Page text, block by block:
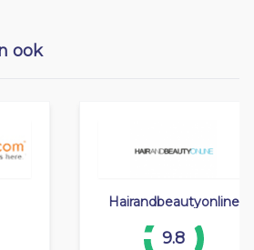
ook
Hairandbeautyonline
9.8